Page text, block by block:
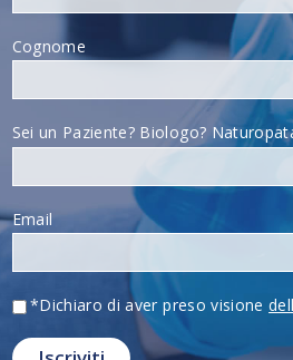
Cognome
Sei un Paziente? Biologo?
Email
*Dichiaro di aver preso visione